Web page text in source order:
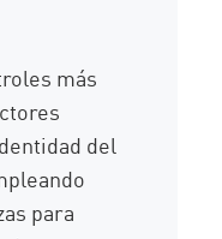
más
del
para